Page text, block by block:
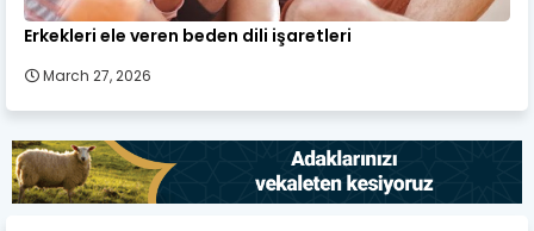
Erkekleri ele veren beden dili işaretleri
March 27, 2026